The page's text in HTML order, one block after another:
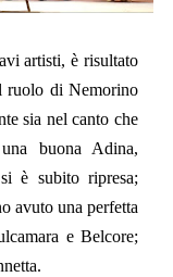
artisti, è risultato
ruolo di Nemorino
sia nel canto che
buona Adina,
è subito ripresa;
avuto una perfetta
e Belcore;